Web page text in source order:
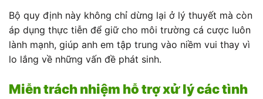
Bộ quy định này không chỉ dừng lại ở lý thuyết mà còn
áp dụng thực tiễn để giữ cho môi trường cá cược luôn
lành mạnh, giúp anh em tập trung vào niềm vui thay vì
lo lắng về những vấn đề phát sinh.
Miễn trách nhiệm hỗ trợ xử lý các tình